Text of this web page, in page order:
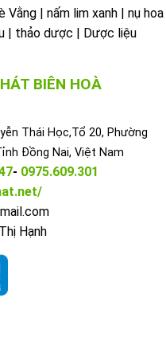
Vằng | nấm lim xanh | nụ hoa
| thảo dược | Dược liệu
BIÊN HOÀ
Thái Học,Tổ 20, Phường
Đồng Nai, Việt Nam
- 0975.609.301
Hạnh